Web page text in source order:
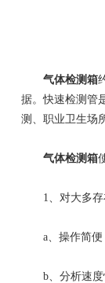
气体检测箱
据。快速检测管
测、职业卫生场
气体检测箱
1、对大多存在
a、操作简便
b、分析速度快